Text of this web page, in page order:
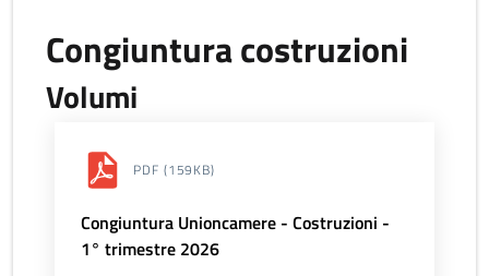
Congiuntura costruzioni
Volumi
PDF (159KB)
Congiuntura Unioncamere - Costruzioni -
1° trimestre 2026